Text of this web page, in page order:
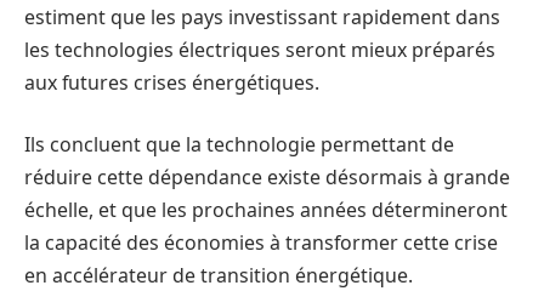
estiment que les pays investissant rapidement dans
les technologies électriques seront mieux préparés
aux futures crises énergétiques.
Ils concluent que la technologie permettant de
réduire cette dépendance existe désormais à grande
échelle, et que les prochaines années détermineront
la capacité des économies à transformer cette crise
en accélérateur de transition énergétique.